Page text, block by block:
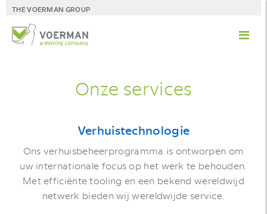
THE VOERMAN GROUP
Onze services
Verhuistechnologie
Ons verhuisbeheerprogramma is ontworpen om
uw internationale focus op het werk te behouden.
Met efficiënte tooling en een bekend wereldwijd
netwerk bieden wij wereldwijde service.